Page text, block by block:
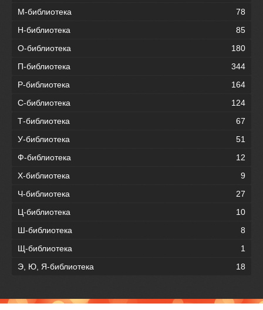
М-библиотека
78
Н-библиотека
85
О-библиотека
180
П-библиотека
344
Р-библиотека
164
С-библиотека
124
Т-библиотека
67
У-библиотека
51
Ф-библиотека
12
Х-библиотека
9
Ч-библиотека
27
Ц-библиотека
10
Ш-библиотека
8
Щ-библиотека
1
Э, Ю, Я-библиотека
18